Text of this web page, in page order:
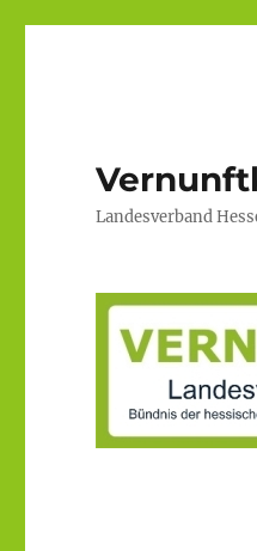
Landesverband